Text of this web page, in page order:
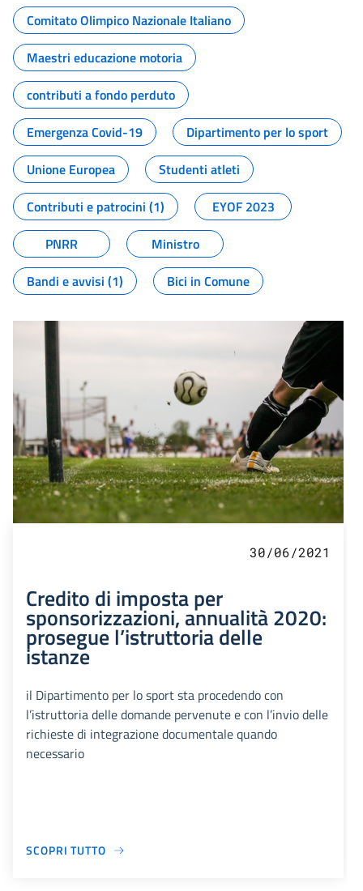
Comitato Olimpico Nazionale Italiano
Maestri educazione motoria
contributi a fondo perduto
Emergenza Covid-19
Dipartimento per lo sport
Unione Europea
Studenti atleti
Contributi e patrocini (1)
EYOF 2023
PNRR
Ministro
Bandi e avvisi (1)
Bici in Comune
30/06/2021
Credito di imposta per
sponsorizzazioni, annualità 2020:
prosegue l’istruttoria delle
istanze
il Dipartimento per lo sport sta procedendo con
l’istruttoria delle domande pervenute e con l’invio delle
richieste di integrazione documentale quando
necessario
SCOPRI TUTTO